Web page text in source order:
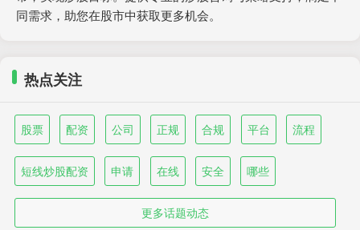
同需求，助您在股市中获取更多机会。
热点关注
股票 配资 公司 正规 合规 平台 流程
短线炒股配资 申请 在线 安全 哪些
更多话题动态